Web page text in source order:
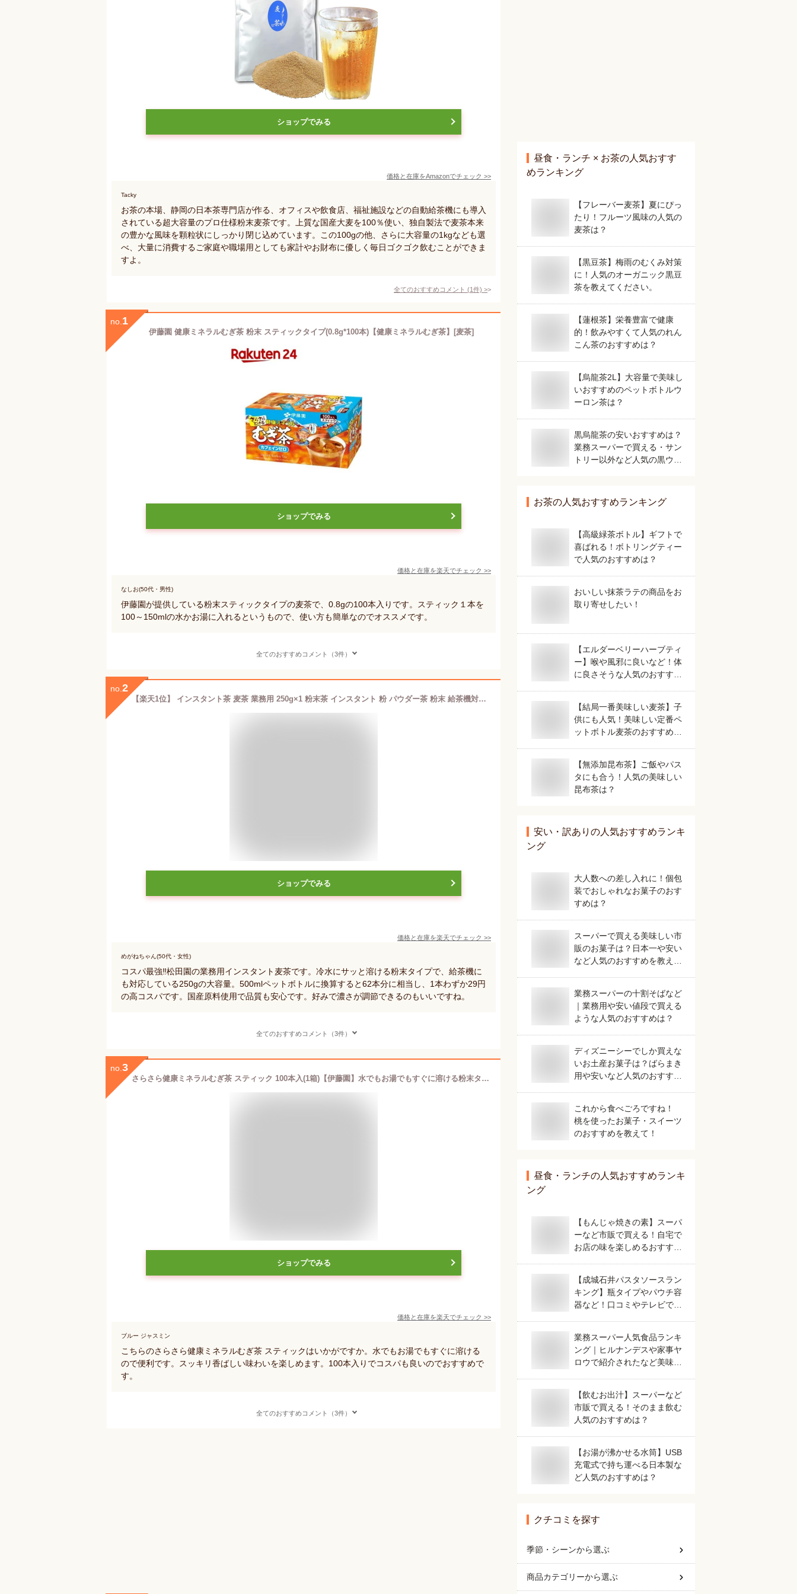
ショップでみる
価格と在庫をAmazonでチェック >>
Tacky
お茶の本場、静岡の日本茶専門店が作る、オフィスや飲食店、福祉施設などの自動給茶機にも導入
されている超大容量のプロ仕様粉末麦茶です。上質な国産大麦を100％使い、独自製法で麦茶本来
の豊かな風味を顆粒状にしっかり閉じ込めています。この100gの他、さらに大容量の1kgなども選
べ、大量に消費するご家庭や職場用としても家計やお財布に優しく毎日ゴクゴク飲むことができま
すよ。
全てのおすすめコメント (1件) >
no. 1
伊藤園 健康ミネラルむぎ茶 粉末 スティックタイプ(0.8g*100本)【健康ミネラルむぎ茶】[麦茶]
ショップでみる
価格と在庫を楽天でチェック >>
なしお(50代・男性)
伊藤園が提供している粉末スティックタイプの麦茶で、0.8gの100本入りです。スティック１本を
100～150mlの水かお湯に入れるというもので、使い方も簡単なのでオススメです。
全てのおすすめコメント（3件）
no. 2
【楽天1位】 インスタント茶 麦茶 業務用 250g×1 粉末茶 インスタント 粉 パウダー茶 粉末 給茶機対応 粉末麦茶 粉茶 粉末緑茶 送料無料
ショップでみる
価格と在庫を楽天でチェック >>
めがねちゃん(50代・女性)
コスパ最強‼松田園の業務用インスタント麦茶です。冷水にサッと溶ける粉末タイプで、給茶機に
も対応している250gの大容量。500mlペットボトルに換算すると62本分に相当し、1本わずか29円
の高コスパです。国産原料使用で品質も安心です。好みで濃さが調節できるのもいいですね。
全てのおすすめコメント（3件）
no. 3
さらさら健康ミネラルむぎ茶 スティック 100本入(1箱)【伊藤園】水でもお湯でもすぐに溶ける粉末タイプ
ショップでみる
価格と在庫を楽天でチェック >>
ブルー ジャスミン
こちらのさらさら健康ミネラルむぎ茶 スティックはいかがですか。水でもお湯でもすぐに溶ける
ので便利です。スッキリ香ばしい味わいを楽しめます。100本入りでコスパも良いのでおすすめで
す。
全てのおすすめコメント（3件）
昼食・ランチ × お茶の人気おすす
めランキング
【フレーバー麦茶】夏にぴっ
たり！フルーツ風味の人気の
麦茶は？
【黒豆茶】梅雨のむくみ対策
に！人気のオーガニック黒豆
茶を教えてください。
【蓮根茶】栄養豊富で健康
的！飲みやすくて人気のれん
こん茶のおすすめは？
【烏龍茶2L】大容量で美味し
いおすすめのペットボトルウ
ーロン茶は？
黒烏龍茶の安いおすすめは？
業務スーパーで買える・サン
トリー以外など人気の黒ウー
お茶の人気おすすめランキング
【高級緑茶ボトル】ギフトで
喜ばれる！ボトリングティー
で人気のおすすめは？
おいしい抹茶ラテの商品をお
取り寄せしたい！
【エルダーベリーハーブティ
ー】喉や風邪に良いなど！体
に良さそうな人気のおすすめ
【結局一番美味しい麦茶】子
供にも人気！美味しい定番ペ
ットボトル麦茶のおすすめ
【無添加昆布茶】ご飯やパス
タにも合う！人気の美味しい
昆布茶は？
安い・訳あり の人気おすすめランキ
ング
大人数への差し入れに！個包
装でおしゃれなお菓子のおす
すめは？
スーパーで買える美味しい市
販のお菓子は？日本一や安い
など人気のおすすめを教え
業務スーパーの十割そばなど
｜業務用や安い値段で買える
ような人気のおすすめは？
ディズニーシーでしか買えな
いお土産お菓子は？ばらまき
用や安いなど人気のおすすめ
これから食べごろですね！
桃を使ったお菓子・スイーツ
のおすすめを教えて！
昼食・ランチの人気おすすめランキ
ング
【もんじゃ焼きの素】スーパ
ーなど市販で買える！自宅で
お店の味を楽しめるおすすめ
【成城石井パスタソースラン
キング】瓶タイプやパウチ容
器など！口コミやテレビで話
業務スーパー人気食品ランキ
ング｜ヒルナンデスや家事ヤ
ロウで紹介されたなど美味し
【飲むお出汁】スーパーなど
市販で買える！そのまま飲む
人気のおすすめは？
【お湯が沸かせる水筒】USB
充電式で持ち運べる日本製な
ど人気のおすすめは？
クチコミを探す
季節・シーンから選ぶ
商品カテゴリーから選ぶ